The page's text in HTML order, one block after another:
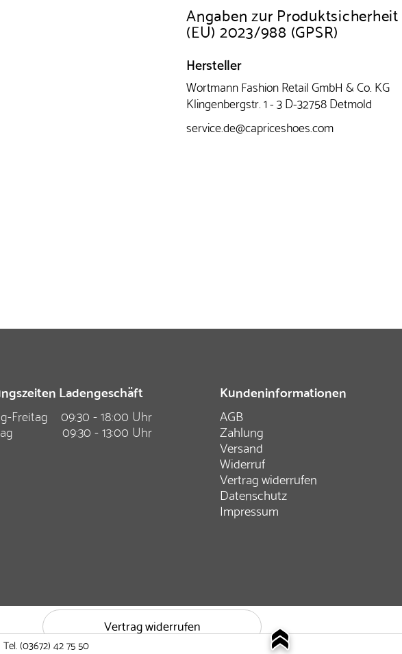
Angaben zur
(EU) 2023/988 (GPSR)
Hersteller
Wortmann Fashion Retail GmbH & Co. KG
Klingenbergstr. 1 - 3 D-32758 Detmold
service.de@capriceshoes.com
Ladengeschäft
Freitag
09:30 - 18:00 Uhr
09:30 - 13:00 Uhr
Kundeninformationen
AGB
Zahlung
Versand
Widerruf
Vertrag widerrufen
Datenschutz
Impressum
Tel.(03672) 42 75 50
Vertrag widerrufen